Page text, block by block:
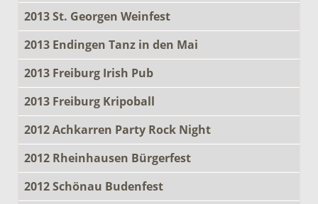
2013 St. Georgen Weinfest
2013 Endingen Tanz in den Mai
2013 Freiburg Irish Pub
2013 Freiburg Kripoball
2012 Achkarren Party Rock Night
2012 Rheinhausen Bürgerfest
2012 Schönau Budenfest